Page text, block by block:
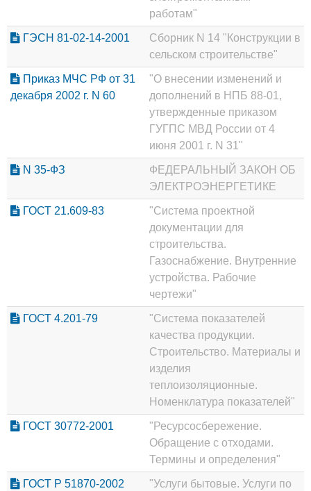
работам"
ГЭСН 81-02-14-2001
Сборник N 14 "Конструкции в
сельском строительстве"
Приказ МЧС РФ от 31
декабря 2002 г. N 60
"О внесении изменений и
дополнений в НПБ 88-01,
утвержденные приказом
ГУГПС МВД России от 4
июня 2001 г. N 31"
N 35-ФЗ
ФЕДЕРАЛЬНЫЙ ЗАКОН ОБ
ЭЛЕКТРОЭНЕРГЕТИКЕ
ГОСТ 21.609-83
"Система проектной
документации для
строительства.
Газоснабжение. Внутренние
устройства. Рабочие
чертежи"
ГОСТ 4.201-79
"Система показателей
качества продукции.
Строительство. Материалы и
изделия
теплоизоляционные.
Номенклатура показателей"
ГОСТ 30772-2001
"Ресурсосбережение.
Обращение с отходами.
Термины и определения"
ГОСТ Р 51870-2002
"Услуги бытовые. Услуги по